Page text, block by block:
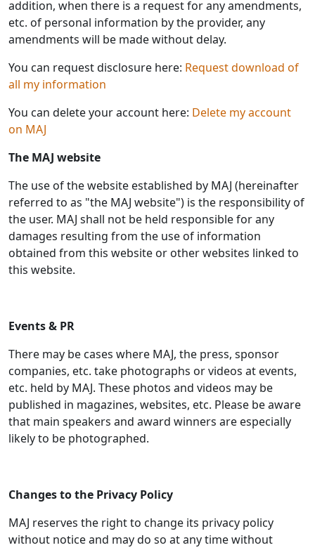
addition, when there is a request for any amendments,
etc. of personal information by the provider, any
amendments will be made without delay.
You can request disclosure here: Request download of
all my information
You can delete your account here: Delete my account
on MAJ
The MAJ website
The use of the website established by MAJ (hereinafter
referred to as "the MAJ website") is the responsibility of
the user. MAJ shall not be held responsible for any
damages resulting from the use of information
obtained from this website or other websites linked to
this website.
Events & PR
There may be cases where MAJ, the press, sponsor
companies, etc. take photographs or videos at events,
etc. held by MAJ. These photos and videos may be
published in magazines, websites, etc. Please be aware
that main speakers and award winners are especially
likely to be photographed.
Changes to the Privacy Policy
MAJ reserves the right to change its privacy policy
without notice and may do so at any time without